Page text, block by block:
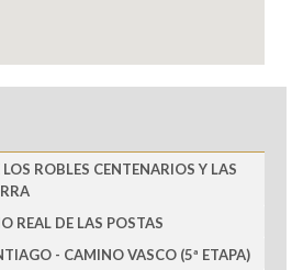
ROBLES CENTENARIOS Y LAS
REAL DE LAS POSTAS
- CAMINO VASCO (5ª ETAPA)